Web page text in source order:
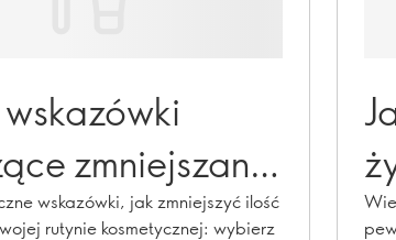
zmniejszania
wskazówki, jak zmniejszyć ilość
rutynie kosmetycznej: wybierz